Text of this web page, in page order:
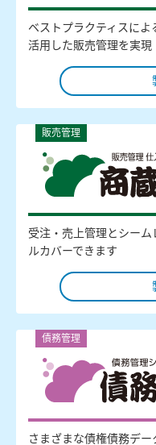
ベストプラクティスによ
活用した販売管理を実現
販売管理
受注・売上管理とシー
ルカバーできます
債務管理
さまざまな債権債務デ